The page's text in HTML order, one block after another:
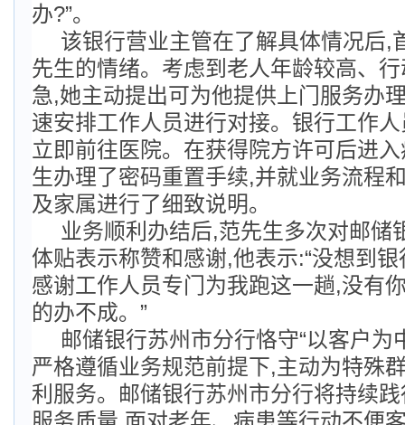
办?”。
该银行营业主管在了解具体情况后,
先生的情绪。考虑到老人年龄较高、
急,她主动提出可为他提供上门服务办
速安排工作人员进行对接。银行工作
立即前往医院。在获得院方许可后进
生办理了密码重置手续,并就业务流程
及家属进行了细致说明。
业务顺利办结后,范先生多次对邮储
体贴表示称赞和感谢,他表示:“没想到
感谢工作人员专门为我跑这一趟,没有
的办不成。”
邮储银行苏州市分行恪守“以客户为
严格遵循业务规范前提下,主动为特殊
利服务。邮储银行苏州市分行将持续